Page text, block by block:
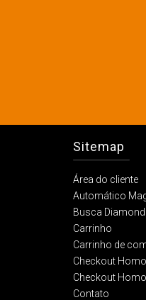
Sitemap
Área do cliente
Automático
Busca
Carrinho
Carrinho de
Checkout
Checkout
Contato